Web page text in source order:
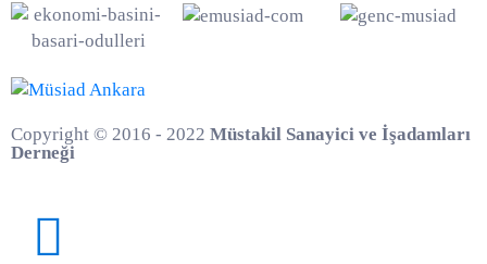
Copyright © 2016 - 2022 Müstakil Sanayici ve İşadamları
Derneği